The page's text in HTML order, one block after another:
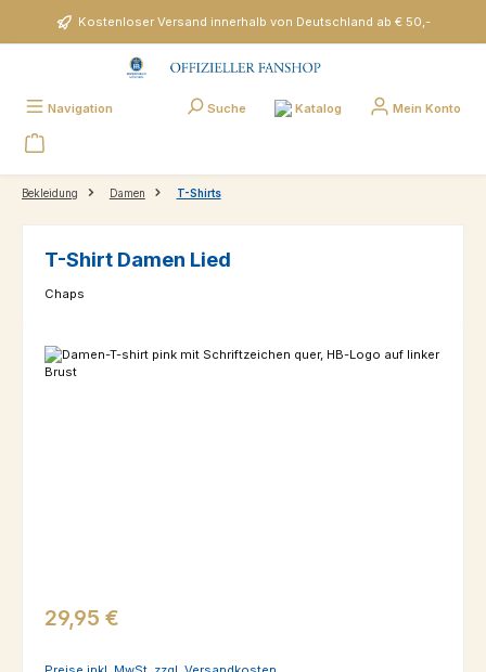
Zum Hauptinhalt springenKostenloser Versand innerhalb von Deutschland ab € 50,-
Navigation Suche Katalog Mein Konto
Bekleidung Damen T-Shirts
T-Shirt Damen Lied
Chaps
Bildergalerie überspringen
Regulärer Preis:
29,95 €